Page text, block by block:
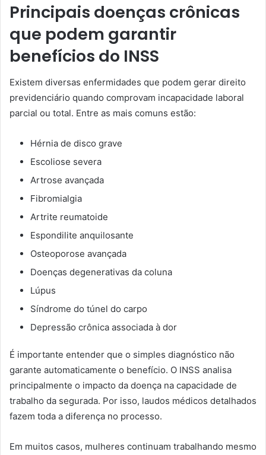
Principais doenças crônicas
que podem garantir
benefícios do INSS
Existem diversas enfermidades que podem gerar direito
previdenciário quando comprovam incapacidade laboral
parcial ou total. Entre as mais comuns estão:
Hérnia de disco grave
Escoliose severa
Artrose avançada
Fibromialgia
Artrite reumatoide
Espondilite anquilosante
Osteoporose avançada
Doenças degenerativas da coluna
Lúpus
Síndrome do túnel do carpo
Depressão crônica associada à dor
É importante entender que o simples diagnóstico não
garante automaticamente o benefício. O INSS analisa
principalmente o impacto da doença na capacidade de
trabalho da segurada. Por isso, laudos médicos detalhados
fazem toda a diferença no processo.
Em muitos casos, mulheres continuam trabalhando mesmo